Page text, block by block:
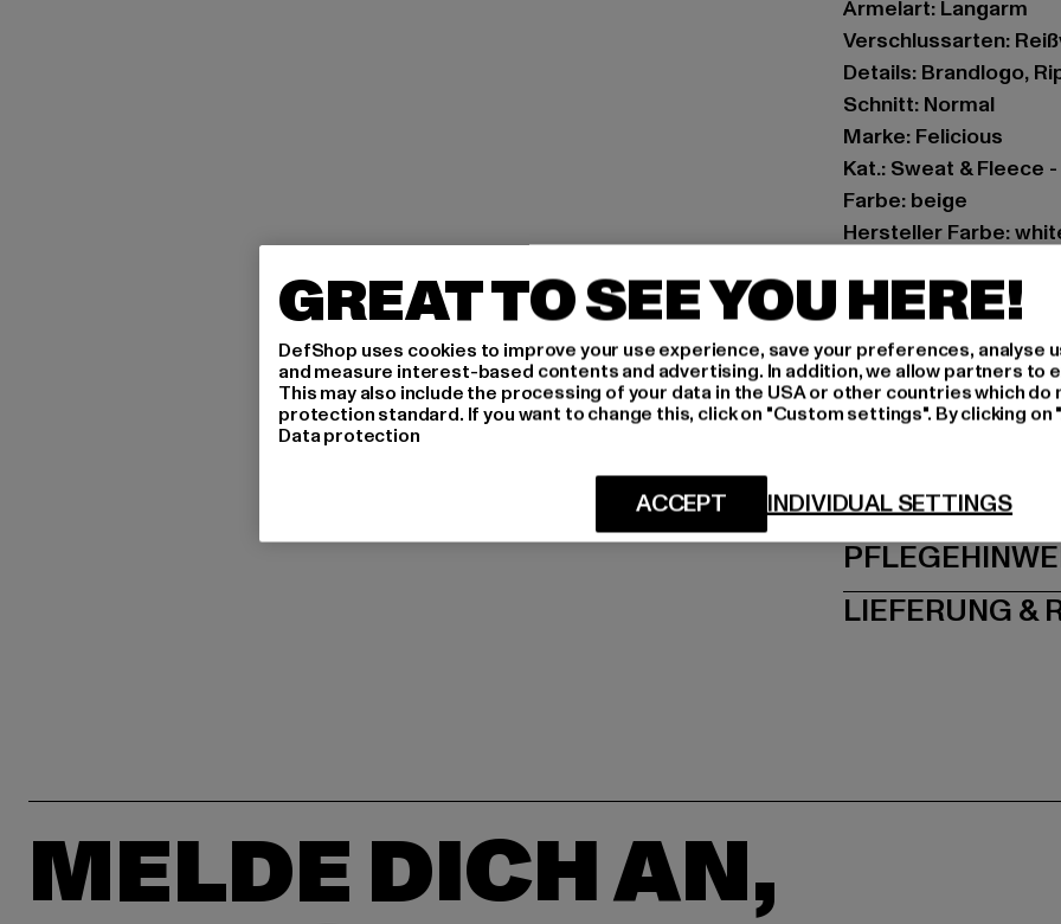
Ärmelart: Langarm
Verschlussarten:
Details: Brandlogo,
Schnitt: Normal
Marke: Felicious
Kat.: Sweat & Fleece
Farbe: beige
Hersteller Farbe:
Art.Nr: PD00003786-
Hersteller: Urban
Schanzenstraße 41 |
GRÖSSE
LIEFERUNG &
MELDE DICH AN,
GREAT TO SEE YOU HERE!
DefShop uses cookies to improve your use experience, save your preferences, analyse
and measure interest-based contents and advertising. In addition, we allow partners to
This may also include the processing of your data in the USA or other countries which do
protection standard. If you want to change this, click on "Custom settings". By clicking
Data protection
INDIVIDUAL SETTINGS
ACCEPT